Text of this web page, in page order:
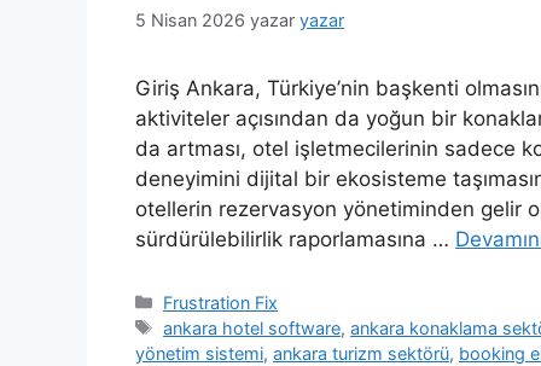
5 Nisan 2026 yazar yazar
Giriş Ankara, Türkiye’nin başkenti
aktiviteler açısından da yoğun bir
da artması, otel işletmecilerinin sadece
deneyimini dijital bir ekosisteme
otellerin rezervasyon yönetiminden gelir
sürdürülebilirlik raporlamasına …
Kategoriler
Frustration Fix
Etiketler
ankara hotel software,ankara konaklama
yönetim sistemi, ankara turizm sektörü, booking